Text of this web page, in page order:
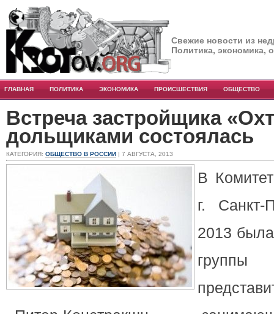
Свежие новости из
Политика, экономика,
ГЛАВНАЯ ПОЛИТИКА ЭКОНОМИКА ПРОИСШЕСТВИЯ ОБЩЕСТВО
Встреча застройщика
дольщиками состоялась
КАТЕГОРИЯ: ОБЩЕСТВО В РОССИИ | 7 АВГУСТА, 2013
В
г. Санкт-
2013